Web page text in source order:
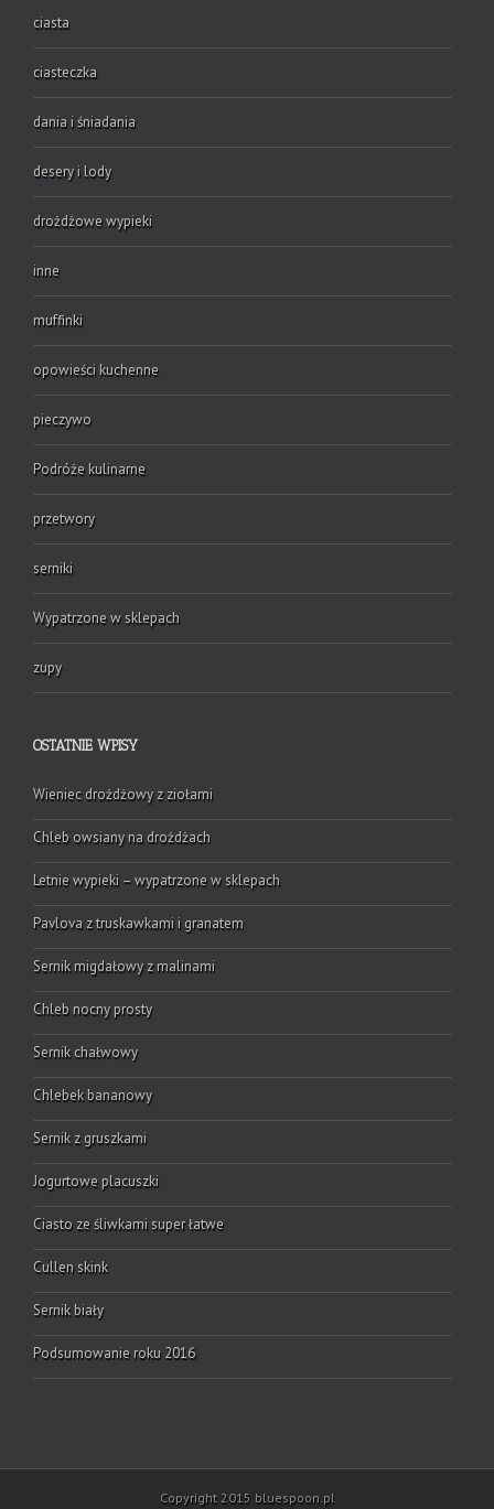
ciasta
ciasteczka
dania i śniadania
desery i lody
drożdżowe wypieki
inne
muffinki
opowieści kuchenne
pieczywo
Podróże kulinarne
przetwory
serniki
Wypatrzone w sklepach
zupy
OSTATNIE WPISY
Wieniec drożdżowy z ziołami
Chleb owsiany na drożdżach
Letnie wypieki – wypatrzone w sklepach
Pavlova z truskawkami i granatem
Sernik migdałowy z malinami
Chleb nocny prosty
Sernik chałwowy
Chlebek bananowy
Sernik z gruszkami
Jogurtowe placuszki
Ciasto ze śliwkami super łatwe
Cullen skink
Sernik biały
Podsumowanie roku 2016
Copyright 2015 bluespoon.pl